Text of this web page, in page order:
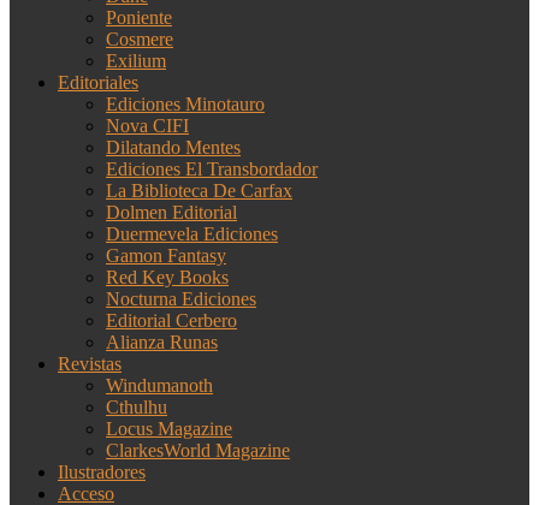
Poniente
Cosmere
Exilium
Editoriales
Ediciones Minotauro
Nova CIFI
Dilatando Mentes
Ediciones El Transbordador
La Biblioteca De Carfax
Dolmen Editorial
Duermevela Ediciones
Gamon Fantasy
Red Key Books
Nocturna Ediciones
Editorial Cerbero
Alianza Runas
Revistas
Windumanoth
Cthulhu
Locus Magazine
ClarkesWorld Magazine
Ilustradores
Acceso